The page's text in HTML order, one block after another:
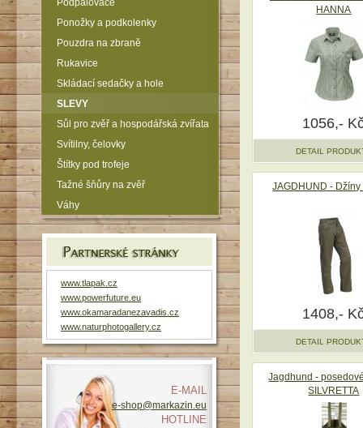
HANNA
1056,-
DETAIL
JAGDHUND -
1408,-
DETAIL
Jagdhund -
SILVRETTA
Podpalovače
Ponožky a podkolenky
Pouzdra na zbraně
Rukavice
Skládací sedačky a hole
SLEVY
Sůl pro zvěř a hospodářská zvířata
Svítilny, čelovky
Štítky pod trofeje
Tažné šňůry na zvěř
Váhy
www.tlapak.cz
www.powerfuture.eu
www.okamaradanezavadis.cz
www.naturphotogallery.cz
E-MAIL
e-shop@markazin.eu
HOTLINE